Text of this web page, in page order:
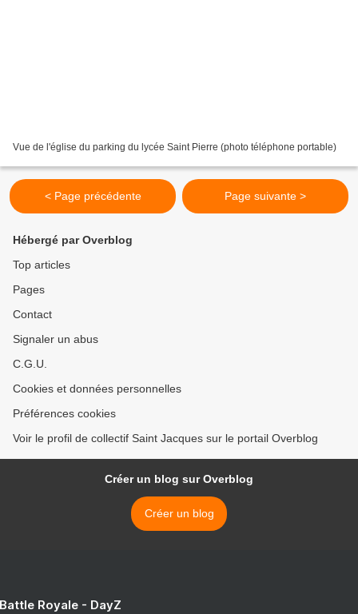
Vue de l'église du parking du lycée Saint Pierre (photo téléphone portable)
< Page précédente Page suivante >
Hébergé par Overblog
Top articles
Pages
Contact
Signaler un abus
C.G.U.
Cookies et données personnelles
Préférences cookies
Voir le profil de collectif Saint Jacques sur le portail Overblog
Créer un blog sur Overblog
Créer un blog
Royale - DayZ